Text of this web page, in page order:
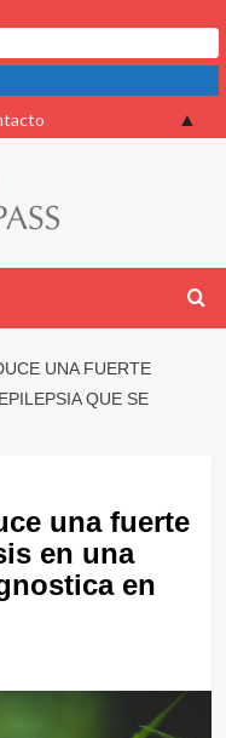
UNA FUERTE
QUE SE
una fuerte
en una
en
▲